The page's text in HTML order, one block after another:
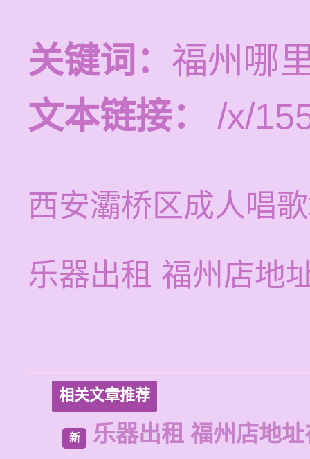
关键词： 福州哪
文本链接：
/x/
西安灞桥区成人唱
乐器出租 福州店地
相关文章推荐
新 乐器出租 福州店地